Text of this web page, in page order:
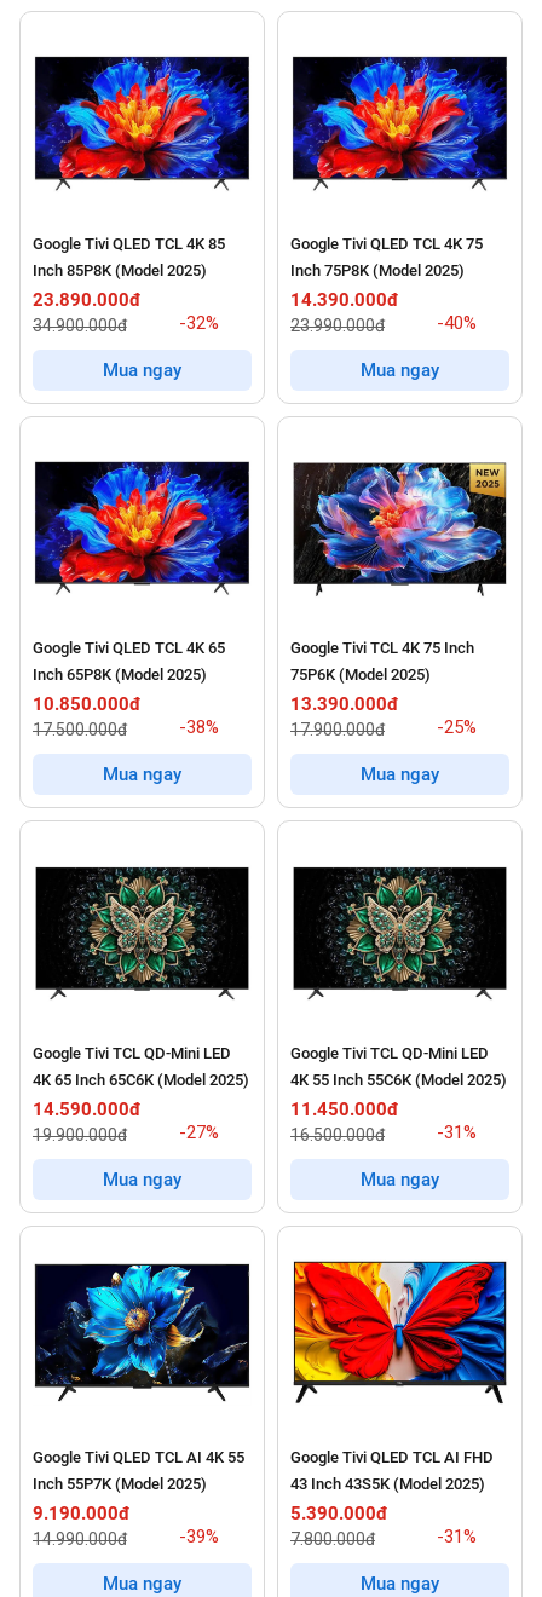
Google Tivi QLED TCL 4K 85
Inch 85P8K (Model 2025)
23.890.000đ
34.900.000đ -32%
Mua ngay
Google Tivi QLED TCL 4K 75
Inch 75P8K (Model 2025)
14.390.000đ
23.990.000đ -40%
Mua ngay
Google Tivi QLED TCL 4K 65
Inch 65P8K (Model 2025)
10.850.000đ
17.500.000đ -38%
Mua ngay
Google Tivi TCL 4K 75 Inch
75P6K (Model 2025)
13.390.000đ
17.900.000đ -25%
Mua ngay
Google Tivi TCL QD-Mini LED
4K 65 Inch 65C6K (Model 2025)
14.590.000đ
19.900.000đ -27%
Mua ngay
Google Tivi TCL QD-Mini LED
4K 55 Inch 55C6K (Model 2025)
11.450.000đ
16.500.000đ -31%
Mua ngay
Google Tivi QLED TCL AI 4K 55
Inch 55P7K (Model 2025)
9.190.000đ
14.990.000đ -39%
Mua ngay
Google Tivi QLED TCL AI FHD
43 Inch 43S5K (Model 2025)
5.390.000đ
7.800.000đ -31%
Mua ngay